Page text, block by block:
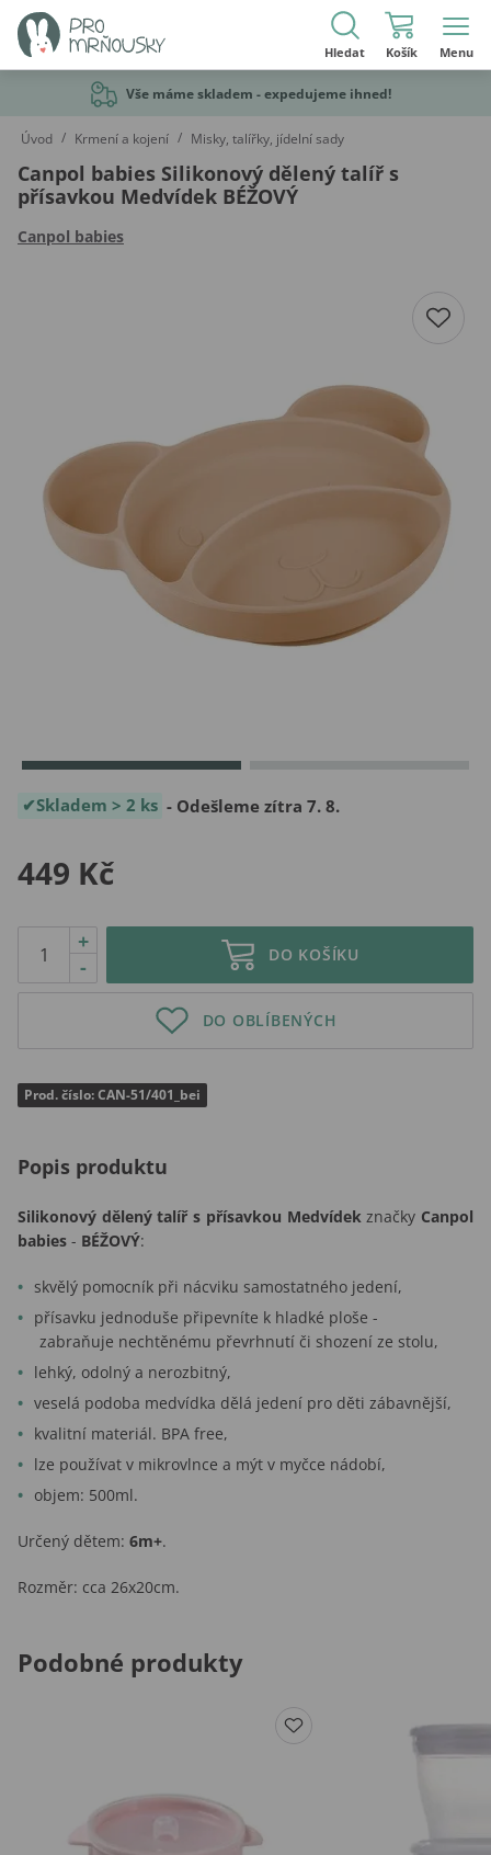
Hledat Košík Menu
Vše máme skladem - expedujeme ihned!
Úvod / Krmení a kojení / Misky, talířky, jídelní sady
Canpol babies Silikonový dělený talíř s
přísavkou Medvídek BÉŽOVÝ
Canpol babies
Skladem > 2 ks - Odešleme zítra 7. 8.
449 Kč
-
+
DO KOŠÍKU
DO OBLÍBENÝCH
Prod. číslo: CAN-51/401_bei
Popis produktu
Silikonový dělený talíř s přísavkou Medvídekznačky Canpol
babies - BÉŽOVÝ:
skvělý pomocník při nácviku samostatného jedení,
přísavku jednoduše připevníte k hladké ploše -
zabraňuje nechtěnému převrhnutí či shození ze stolu,
lehký, odolný a nerozbitný,
veselá podoba medvídka dělá jedení pro děti zábavnější,
kvalitní materiál. BPA free,
lze používat v mikrovlnce a mýt v myčce nádobí,
objem: 500ml.
Určený dětem: 6m+.
Rozměr: cca 26x20cm.
Podobné produkty